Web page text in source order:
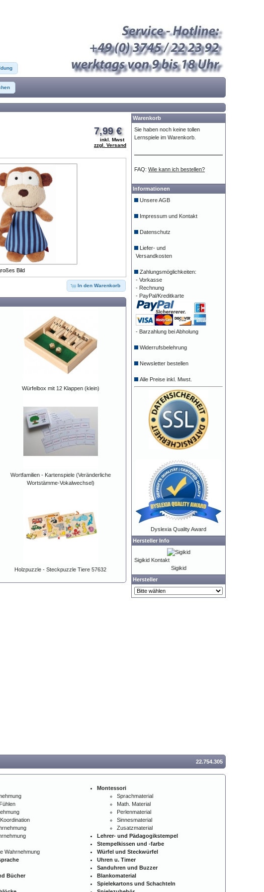
7,99 €
inkl. Mwst
zzgl. Versand
Bild
In den Warenkorb
Würfelbox mit 12 Klappen (klein)
Wortfamilien - Kartenspiele (Veränderliche
Wortstämme-Vokalwechsel)
Holzpuzzle - Steckpuzzle Tiere 57632
Warenkorb
Sie haben noch keine tollen
Lernspiele im Warenkorb.
FAQ: Wie kann ich bestellen?
Informationen
Unsere AGB
Impressum und Kontakt
Datenschutz
Liefer- und
Versandkosten
Zahlungsmöglichkeiten:
- Vorkasse
- Rechnung
- PayPal/Kreditkarte
- Barzahlung bei Abholung
Widerrufsbelehrung
Newsletter bestellen
Alle Preise inkl. Mwst.
Dyslexia Quality Award
Hersteller Info
Sigikid Kontakt
Sigikid
Hersteller
22.754.305
Wahrnehmung
Bücher
Montessori
Sprachmaterial
Math. Material
Perlenmaterial
Sinnesmaterial
Zusatzmaterial
Lehrer- und Pädagogikstempel
Stempelkissen und -farbe
Würfel und Steckwürfel
Uhren u. Timer
Sanduhren und Buzzer
Blankomaterial
Spielekartons und Schachteln